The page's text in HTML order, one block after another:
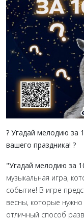
? Угадай мелодию за
вашего праздника! ?
"Угадай мелодию за
музыкальная игра,
событие! В игре
весны, которые нужно
отличный способ